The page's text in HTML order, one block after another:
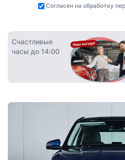
Согласен на обработку
Счастливые
часы до 14:00